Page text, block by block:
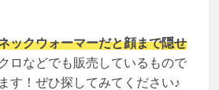
ックウォーマーだと顔まで隠せ
ロなどでも販売しているもので
す！ぜひ探してみてください♪